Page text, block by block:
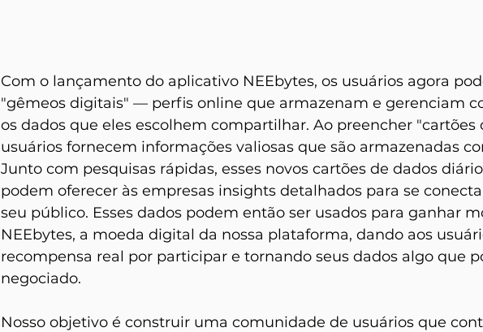
Com o lançamento do aplicativo NEEbytes, os usuários agora
"gêmeos digitais" — perfis online que armazenam e gerenciam
os dados que eles escolhem compartilhar. Ao preencher "cartões
usuários fornecem informações valiosas que são armazenadas
Junto com pesquisas rápidas, esses novos cartões de dados
podem oferecer às empresas insights detalhados para se
seu público. Esses dados podem então ser usados para ganhar
NEEbytes, a moeda digital da nossa plataforma, dando aos
recompensa real por participar e tornando seus dados algo que
negociado.
Nosso objetivo é construir uma comunidade de usuários que